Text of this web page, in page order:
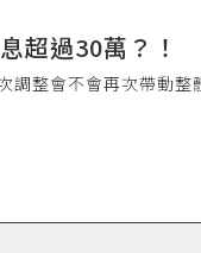
超過30萬？！
調整會不會再次帶動整